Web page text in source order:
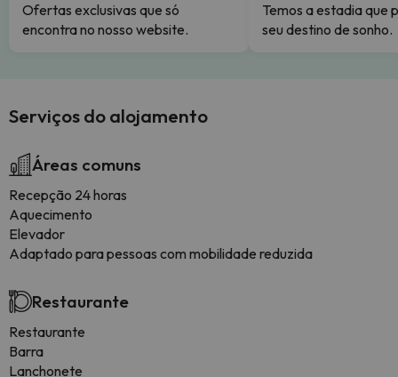
Ofertas exclusivas que só
encontra no nosso website.
Temos a estadia que
seu destino de sonho.
Serviços do alojamento
Áreas comuns
Recepção 24 horas
Aquecimento
Elevador
Adaptado para pessoas com mobilidade reduzida
Restaurante
Restaurante
Barra
Lanchonete